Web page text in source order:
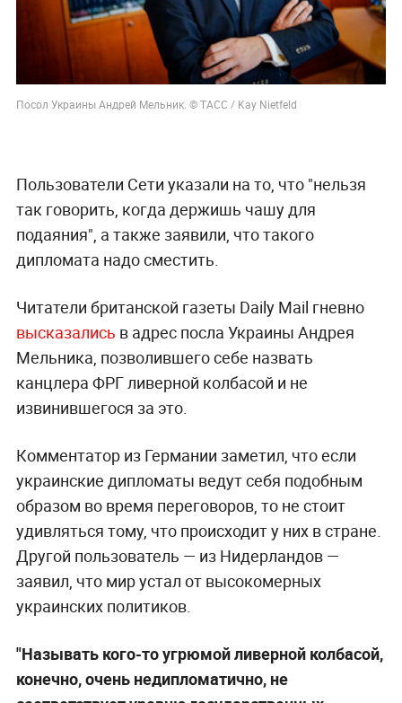
Посол Украины Андрей Мельник. © ТАСС / Kay Nietfeld
Пользователи Сети указали на то, что "нельзя
так говорить, когда держишь чашу для
подаяния", а также заявили, что такого
дипломата надо сместить.
Читатели британской газеты Daily Mail гневно
высказались в адрес посла Украины Андрея
Мельника, позволившего себе назвать
канцлера ФРГ ливерной колбасой и не
извинившегося за это.
Комментатор из Германии заметил, что если
украинские дипломаты ведут себя подобным
образом во время переговоров, то не стоит
удивляться тому, что происходит у них в стране.
Другой пользователь — из Нидерландов —
заявил, что мир устал от высокомерных
украинских политиков.
"Называть кого-то угрюмой ливерной колбасой,
конечно, очень недипломатично, не